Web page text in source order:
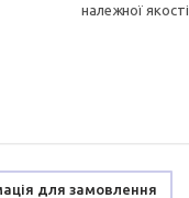
належної якості
для замовлення